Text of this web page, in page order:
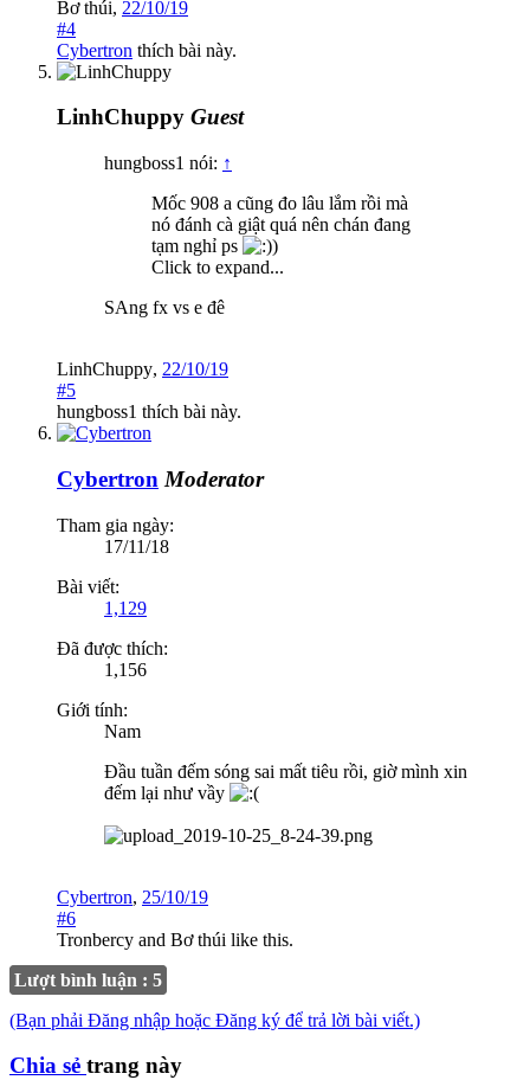
Bơ thúi, 22/10/19
#4
Cybertron thích bài này.
LinhChuppy Guest
hungboss1 nói: ↑
Mốc 908 a cũng đo lâu lắm rồi mà
nó đánh cà giật quá nên chán đang
tạm nghỉ ps
)
Click to expand...
SAng fx vs e đê
LinhChuppy, 22/10/19
#5
hungboss1 thích bài này.
Cybertron Moderator
Tham gia ngày:
17/11/18
Bài viết:
1,129
Đã được thích:
1,156
Giới tính:
Nam
Đầu tuần đếm sóng sai mất tiêu rồi, giờ mình xin
đếm lại như vầy
Cybertron, 25/10/19
#6
Tronbercy and Bơ thúi like this.
Lượt bình luận : 5
(Bạn phải Đăng nhập hoặc Đăng ký để trả lời bài viết.)
Chia sẻ trang này